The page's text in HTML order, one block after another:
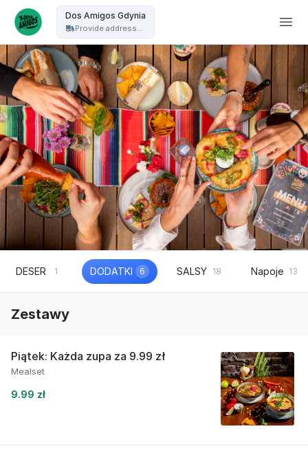
Dos Amigos Gdynia
Provide address...
DESER 1 DODATKI 6 SALSY 18 Napoje 13
Zestawy
Piątek: Każda zupa za 9.99 zł
Mealset
9.99 zł